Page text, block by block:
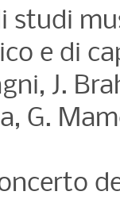
e di
J.
G.